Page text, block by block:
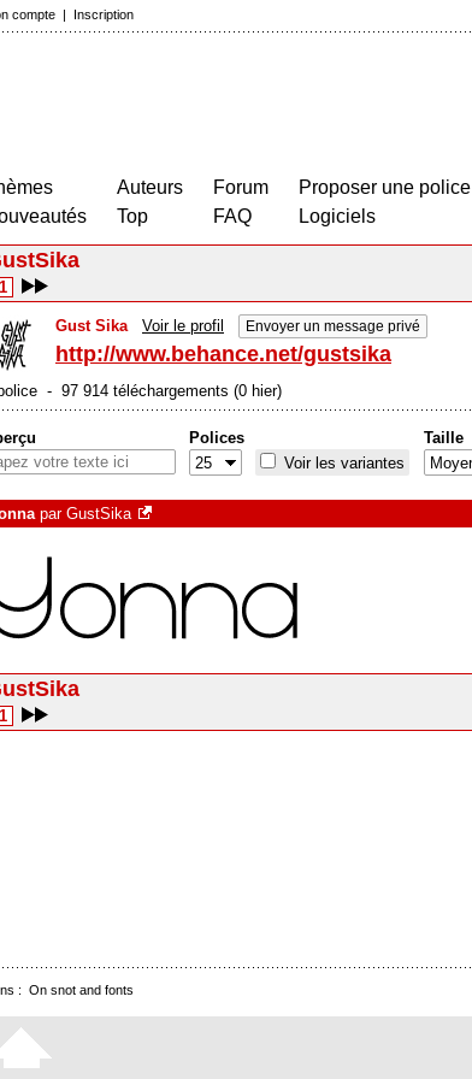
compte | Inscription
Auteurs
Top
Forum
FAQ
Proposer une police
Logiciels
1
Gust Sika Voir le profil Envoyer un message privé
http://www.behance.net/gustsika
- 97 914 téléchargements (0 hier)
Polices
Voir les variantes
Taille
par GustSika
1
: On snot and fonts